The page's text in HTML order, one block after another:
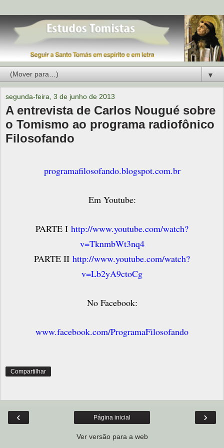
▼
segunda-feira, 3 de junho de 2013
A entrevista de Carlos Nougué sobre
o Tomismo ao programa radiofônico
Filosofando
programafilosofando.blogspot.com.br
Em Youtube:
PARTE I http://www.youtube.com/watch?
v=TknmbWt3nq4
PARTE II http://www.youtube.com/watch?
v=Lb2yA9ctoCg
No Facebook:
www.facebook.com/ProgramaFilosofando
Compartilhar
‹ ›
Página inicial
Ver versão para a web